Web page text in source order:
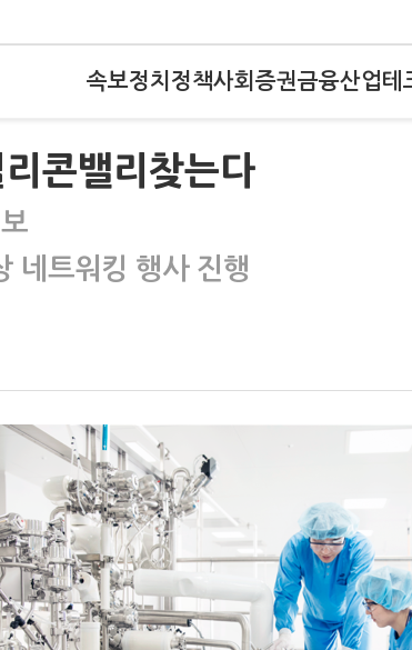
속보정치 정책사회 증권금융산업테
콘밸리찾는다
네트워킹 행사 진행